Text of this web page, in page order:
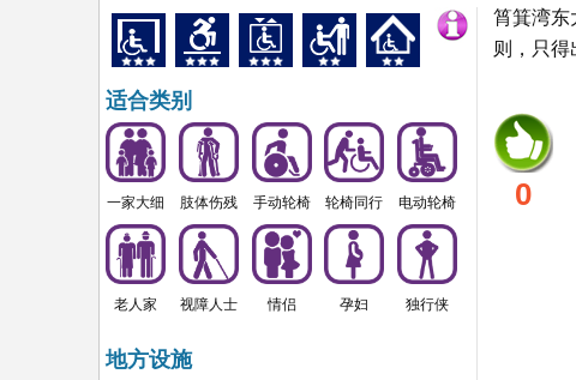
适合类别
一家大细 肢体伤残 手动轮椅 轮椅同行 电动轮椅
老人家 视障人士 情侣 孕妇 独行侠
地方设施
筲箕湾东
则，只得
0